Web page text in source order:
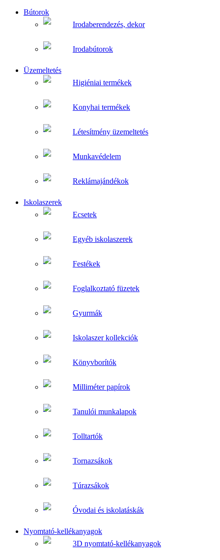
Bútorok
Irodaberendezés, dekor
Irodabútorok
Üzemeltetés
Higiéniai termékek
Konyhai termékek
Létesítmény üzemeltetés
Munkavédelem
Reklámajándékok
Iskolaszerek
Ecsetek
Egyéb iskolaszerek
Festékek
Foglalkoztató füzetek
Gyurmák
Iskolaszer kollekciók
Könyvborítók
Milliméter papírok
Tanulói munkalapok
Tolltartók
Tornazsákok
Túrazsákok
Óvodai és iskolatáskák
Nyomtató-kellékanyagok
3D nyomtató-kellékanyagok